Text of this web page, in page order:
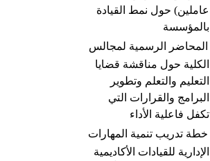
عاملين) حول نمط القيادة
بالمؤسسة
المحاضر الرسمية لمجالس
الكلية حول مناقشة قضايا
التعليم والتعلم وتطوير
البرامج والقرارات التي
تكفل فاعلية الأداء
خطة تدريب تنمية المهارات
الإدارية للقيادات الأكاديمية